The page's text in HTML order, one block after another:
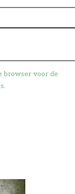
browser voor de